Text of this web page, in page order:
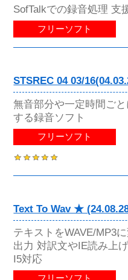
SofTalkでの録音処理 支
フリーソフト
STSREC 04 03/
無音部分や一定時間ご
する録音ソフト
フリーソフト
Text To Wav ★
テキストをWAVE/MP3
出力 対訳文やIE読み上
I5対応